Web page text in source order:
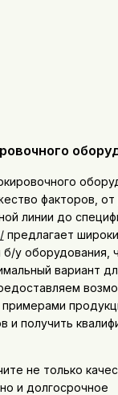
факторов,
линии до
предлагает
б/у оборудования,
вариант
примерами
и получить
не только
и долгосрочное